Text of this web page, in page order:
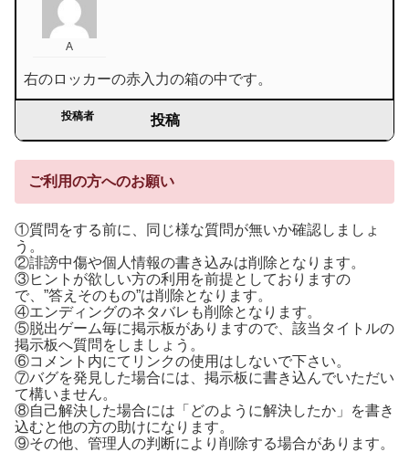
A
右のロッカーの赤入力の箱の中です。
投稿者 投稿
ご利用の方へのお願い
①質問をする前に、同じ様な質問が無いか確認しましょ
う。
②誹謗中傷や個人情報の書き込みは削除となります。
③ヒントが欲しい方の利用を前提としておりますの
で、”答えそのもの”は削除となります。
④エンディングのネタバレも削除となります。
⑤脱出ゲーム毎に掲示板がありますので、該当タイトルの
掲示板へ質問をしましょう。
⑥コメント内にてリンクの使用はしないで下さい。
⑦バグを発見した場合には、掲示板に書き込んでいただい
て構いません。
⑧自己解決した場合には「どのように解決したか」を書き
込むと他の方の助けになります。
⑨その他、管理人の判断により削除する場合があります。